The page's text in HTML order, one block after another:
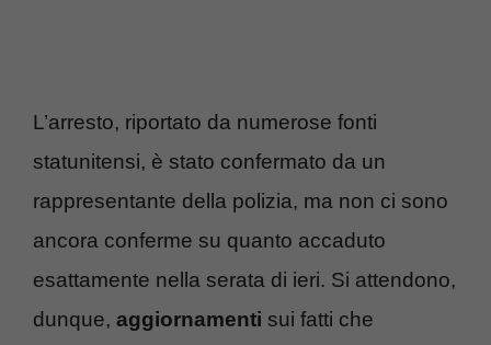
L’arresto, riportato da numerose fonti
statunitensi, è stato confermato da un
rappresentante della polizia, ma non ci sono
ancora conferme su quanto accaduto
esattamente nella serata di ieri. Si attendono,
dunque, aggiornamenti sui fatti che